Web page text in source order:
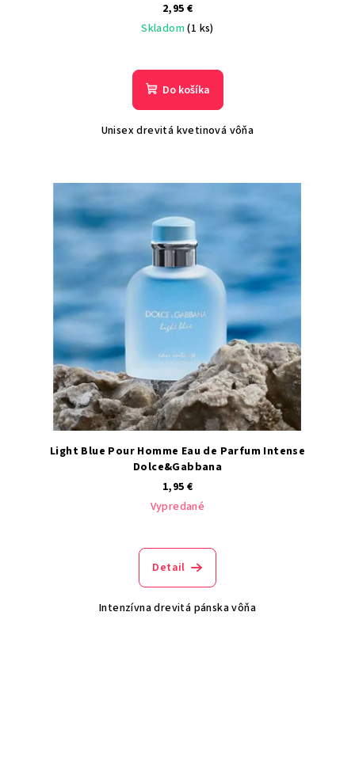
2,95 €
Skladom(1 ks)
Do košíka
Unisex drevitá kvetinová vôňa
Light Blue Pour Homme Eau de Parfum Intense
Dolce&Gabbana
1,95 €
Vypredané
Detail
Intenzívna drevitá pánska vôňa